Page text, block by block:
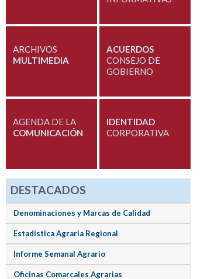
ARCHIVOS
MULTIMEDIA
ACUERDOS
CONSEJO DE
GOBIERNO
AGENDA DE LA
COMUNICACIÓN
IDENTIDAD
CORPORATIVA
DESTACADOS
Denominaciones y Marcas de Calidad
Estadística Agraria Regional
Informe Semanal Agrario
Oficinas Comarcales Agrarias